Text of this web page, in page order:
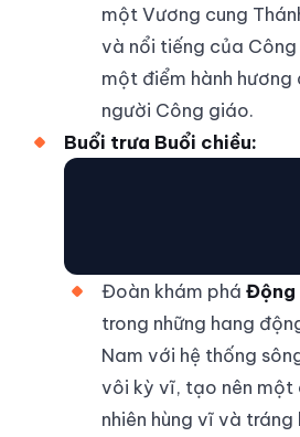
một Vương cung
và nổi tiếng của
một điểm hành
người Công giáo.
Buổi trưa Buổi chiều:
Đoàn khám phá Động
trong những hang
Nam với hệ thống
vôi kỳ vĩ, tạo nên một
nhiên hùng vĩ và tráng